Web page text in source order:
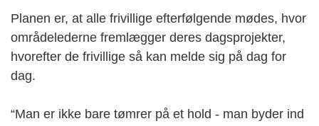
Planen er, at alle frivillige efterfølgende mødes, hvor
områdelederne fremlægger deres dagsprojekter,
hvorefter de frivillige så kan melde sig på dag for
dag.
“Man er ikke bare tømrer på et hold - man byder ind